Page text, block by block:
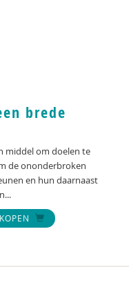
brede
middel om doelen te
de ononderbroken
en hun daarnaast
KOPEN